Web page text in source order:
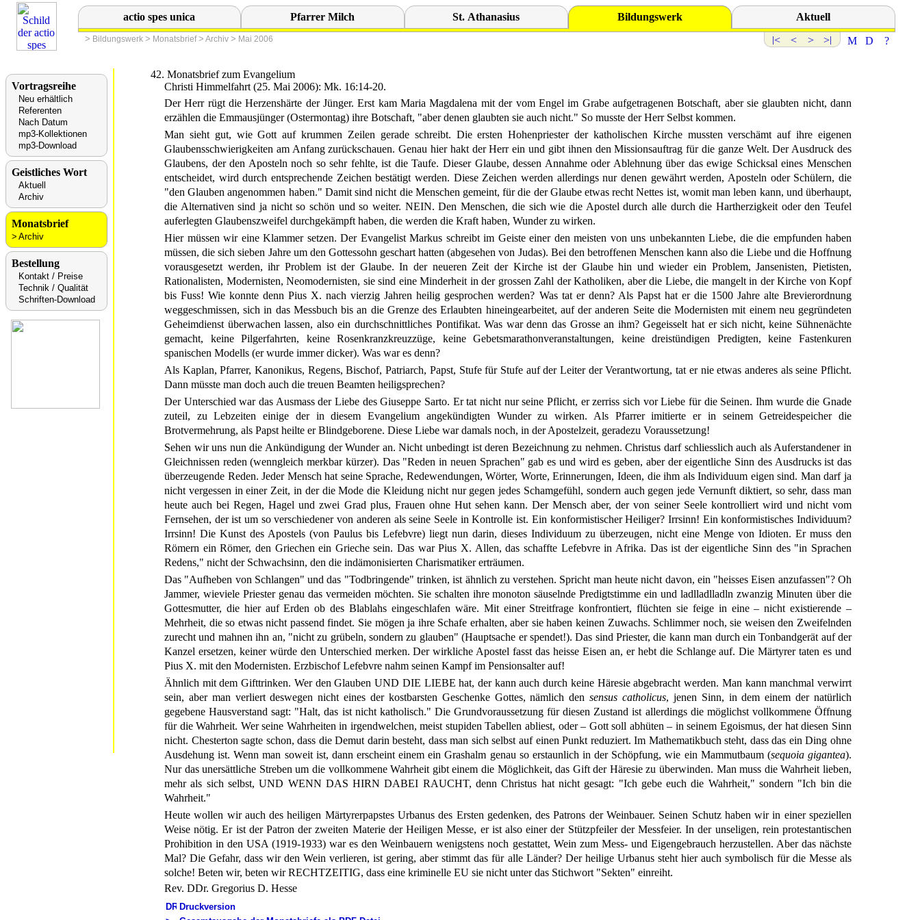
actio spes unica Pfarrer Milch St. Athanasius Bildungswerk Aktuell
> Bildungswerk > Monatsbrief > Archiv > Mai 2006
Vortragsreihe
Neu erhältlich
Referenten
Nach Datum
mp3-Kollektionen
mp3-Download
Geistliches Wort
Aktuell
Archiv
Monatsbrief
Archiv
Bestellung
Kontakt / Preise
Technik / Qualität
Schriften-Download
42. Monatsbrief zum Evangelium
Christi Himmelfahrt (25. Mai 2006): Mk. 16:14-20.
Der Herr rügt die Herzenshärte der Jünger. Erst kam Maria Magdalena mit der vom Engel im Grabe aufgetragenen Botschaft, aber sie glaubten nicht, dann
erzählen die Emmausjünger (Ostermontag) ihre Botschaft, "aber denen glaubten sie auch nicht." So musste der Herr Selbst kommen.
Man sieht gut, wie Gott auf krummen Zeilen gerade schreibt. Die ersten Hohenpriester der katholischen Kirche mussten verschämt auf ihre eigenen
Glaubensschwierigkeiten am Anfang zurückschauen. Genau hier hakt der Herr ein und gibt ihnen den Missionsauftrag für die ganze Welt. Der Ausdruck des
Glaubens, der den Aposteln noch so sehr fehlte, ist die Taufe. Dieser Glaube, dessen Annahme oder Ablehnung über das ewige Schicksal eines Menschen
entscheidet, wird durch entsprechende Zeichen bestätigt werden. Diese Zeichen werden allerdings nur denen gewährt werden, Aposteln oder Schülern, die
"den Glauben angenommen haben." Damit sind nicht die Menschen gemeint, für die der Glaube etwas recht Nettes ist, womit man leben kann, und überhaupt,
die Alternativen sind ja nicht so schön und so weiter. NEIN. Den Menschen, die sich wie die Apostel durch alle durch die Hartherzigkeit oder den Teufel
auferlegten Glaubenszweifel durchgekämpft haben, die werden die Kraft haben, Wunder zu wirken.
Hier müssen wir eine Klammer setzen. Der Evangelist Markus schreibt im Geiste einer den meisten von uns unbekannten Liebe, die die empfunden haben
müssen, die sich sieben Jahre um den Gottessohn geschart hatten (abgesehen von Judas). Bei den betroffenen Menschen kann also die Liebe und die Hoffnung
vorausgesetzt werden, ihr Problem ist der Glaube. In der neueren Zeit der Kirche ist der Glaube hin und wieder ein Problem, Jansenisten, Pietisten,
Rationalisten, Modernisten, Neomodernisten, sie sind eine Minderheit in der grossen Zahl der Katholiken, aber die Liebe, die mangelt in der Kirche von Kopf
bis Fuss! Wie konnte denn Pius X. nach vierzig Jahren heilig gesprochen werden? Was tat er denn? Als Papst hat er die 1500 Jahre alte Brevierordnung
weggeschmissen, sich in das Messbuch bis an die Grenze des Erlaubten hineingearbeitet, auf der anderen Seite die Modernisten mit einem neu gegründeten
Geheimdienst überwachen lassen, also ein durchschnittliches Pontifikat. Was war denn das Grosse an ihm? Gegeisselt hat er sich nicht, keine Sühnenächte
gemacht, keine Pilgerfahrten, keine Rosenkranzkreuzzüge, keine Gebetsmarathonveranstaltungen, keine dreistündigen Predigten, keine Fastenkuren
spanischen Modells (er wurde immer dicker). Was war es denn?
Als Kaplan, Pfarrer, Kanonikus, Regens, Bischof, Patriarch, Papst, Stufe für Stufe auf der Leiter der Verantwortung, tat er nie etwas anderes als seine Pflicht.
Dann müsste man doch auch die treuen Beamten heiligsprechen?
Der Unterschied war das Ausmass der Liebe des Giuseppe Sarto. Er tat nicht nur seine Pflicht, er zerriss sich vor Liebe für die Seinen. Ihm wurde die Gnade
zuteil, zu Lebzeiten einige der in diesem Evangelium angekündigten Wunder zu wirken. Als Pfarrer imitierte er in seinem Getreidespeicher die
Brotvermehrung, als Papst heilte er Blindgeborene. Diese Liebe war damals noch, in der Apostelzeit, geradezu Voraussetzung!
Sehen wir uns nun die Ankündigung der Wunder an. Nicht unbedingt ist deren Bezeichnung zu nehmen. Christus darf schliesslich auch als Auferstandener in
Gleichnissen reden (wenngleich merkbar kürzer). Das "Reden in neuen Sprachen" gab es und wird es geben, aber der eigentliche Sinn des Ausdrucks ist das
überzeugende Reden. Jeder Mensch hat seine Sprache, Redewendungen, Wörter, Worte, Erinnerungen, Ideen, die ihm als Individuum eigen sind. Man darf ja
nicht vergessen in einer Zeit, in der die Mode die Kleidung nicht nur gegen jedes Schamgefühl, sondern auch gegen jede Vernunft diktiert, so sehr, dass man
heute auch bei Regen, Hagel und zwei Grad plus, Frauen ohne Hut sehen kann. Der Mensch aber, der von seiner Seele kontrolliert wird und nicht vom
Fernsehen, der ist um so verschiedener von anderen als seine Seele in Kontrolle ist. Ein konformistischer Heiliger? Irrsinn! Ein konformistisches Individuum?
Irrsinn! Die Kunst des Apostels (von Paulus bis Lefebvre) liegt nun darin, dieses Individuum zu überzeugen, nicht eine Menge von Idioten. Er muss den
Römern ein Römer, den Griechen ein Grieche sein. Das war Pius X. Allen, das schaffte Lefebvre in Afrika. Das ist der eigentliche Sinn des "in Sprachen
Redens," nicht der Schwachsinn, den die indämonisierten Charismatiker erträumen.
Das "Aufheben von Schlangen" und das "Todbringende" trinken, ist ähnlich zu verstehen. Spricht man heute nicht davon, ein "heisses Eisen anzufassen"? Oh
Jammer, wieviele Priester genau das vermeiden möchten. Sie schalten ihre monoton säuselnde Predigtstimme ein und ladlladlladln zwanzig Minuten über die
Gottesmutter, die hier auf Erden ob des Blablahs eingeschlafen wäre. Mit einer Streitfrage konfrontiert, flüchten sie feige in eine – nicht existierende –
Mehrheit, die so etwas nicht passend findet. Sie mögen ja ihre Schafe erhalten, aber sie haben keinen Zuwachs. Schlimmer noch, sie weisen den Zweifelnden
zurecht und mahnen ihn an, "nicht zu grübeln, sondern zu glauben" (Hauptsache er spendet!). Das sind Priester, die kann man durch ein Tonbandgerät auf der
Kanzel ersetzen, keiner würde den Unterschied merken. Der wirkliche Apostel fasst das heisse Eisen an, er hebt die Schlange auf. Die Märtyrer taten es und
Pius X. mit den Modernisten. Erzbischof Lefebvre nahm seinen Kampf im Pensionsalter auf!
Ähnlich mit dem Gifttrinken. Wer den Glauben UND DIE LIEBE hat, der kann auch durch keine Häresie abgebracht werden. Man kann manchmal verwirrt
sein, aber man verliert deswegen nicht eines der kostbarsten Geschenke Gottes, nämlich densensus catholicus, jenen Sinn, in dem einem der natürlich
gegebene Hausverstand sagt: "Halt, das ist nicht katholisch." Die Grundvoraussetzung für diesen Zustand ist allerdings die möglichst vollkommene Öffnung
für die Wahrheit. Wer seine Wahrheiten in irgendwelchen, meist stupiden Tabellen abliest, oder – Gott soll abhüten – in seinem Egoismus, der hat diesen Sinn
nicht. Chesterton sagte schon, dass die Demut darin besteht, dass man sich selbst auf einen Punkt reduziert. Im Mathematikbuch steht, dass das ein Ding ohne
Ausdehung ist. Wenn man soweit ist, dann erscheint einem ein Grashalm genau so erstaunlich in der Schöpfung, wie ein Mammutbaum (sequoia gigantea).
Nur das unersättliche Streben um die vollkommene Wahrheit gibt einem die Möglichkeit, das Gift der Häresie zu überwinden. Man muss die Wahrheit lieben,
mehr als sich selbst, UND WENN DAS HIRN DABEI RAUCHT, denn Christus hat nicht gesagt: "Ich gebe euch die Wahrheit," sondern "Ich bin die
Wahrheit."
Heute wollen wir auch des heiligen Märtyrerpapstes Urbanus des Ersten gedenken, des Patrons der Weinbauer. Seinen Schutz haben wir in einer speziellen
Weise nötig. Er ist der Patron der zweiten Materie der Heiligen Messe, er ist also einer der Stützpfeiler der Messfeier. In der unseligen, rein protestantischen
Prohibition in den USA (1919-1933) war es den Weinbauern wenigstens noch gestattet, Wein zum Mess- und Eigengebrauch herzustellen. Aber das nächste
Mal? Die Gefahr, dass wir den Wein verlieren, ist gering, aber stimmt das für alle Länder? Der heilige Urbanus steht hier auch symbolisch für die Messe als
solche! Beten wir, beten wir RECHTZEITIG, dass eine kriminelle EU sie nicht unter das Stichwort "Sekten" einreiht.
Rev. DDr. Gregorius D. Hesse
Druckversion